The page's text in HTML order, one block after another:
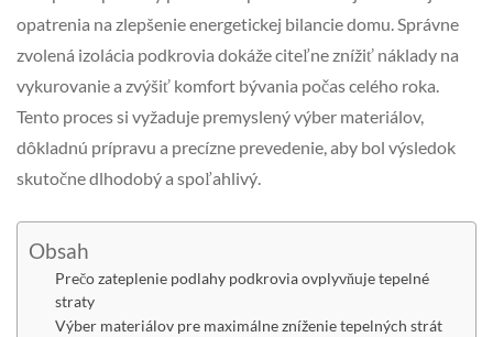
opatrenia na zlepšenie energetickej bilancie domu. Správne
zvolená izolácia podkrovia dokáže citeľne znížiť náklady na
vykurovanie a zvýšiť komfort bývania počas celého roka.
Tento proces si vyžaduje premyslený výber materiálov,
dôkladnú prípravu a precízne prevedenie, aby bol výsledok
skutočne dlhodobý a spoľahlivý.
Obsah
Prečo zateplenie podlahy podkrovia ovplyvňuje tepelné
straty
Výber materiálov pre maximálne zníženie tepelných strát